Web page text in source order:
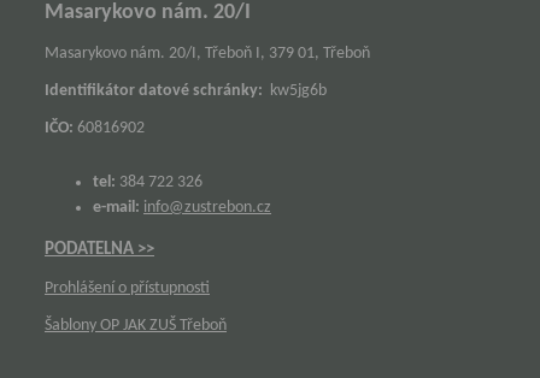
Masarykovo nám. 20/I
Masarykovo nám. 20/I, Třeboň I, 379 01, Třeboň
Identifikátor datové schránky: kw5jg6b
IČO: 60816902
tel: 384 722 326
e-mail: info@zustrebon.cz
PODATELNA >>
Prohlášení o přístupnosti
Šablony OP JAK ZUŠ Třeboň